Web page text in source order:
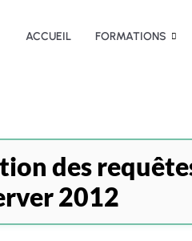
ACCUEIL FORMATIONS
des
2012